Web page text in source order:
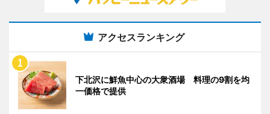
アクセスランキング
下北沢に鮮魚中心の大衆酒場 料理の9割を均
一価格で提供